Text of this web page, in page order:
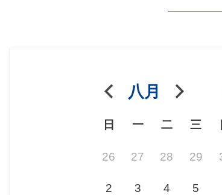
八月
日 一 二 三
26 27 28 29
2 3 4 5